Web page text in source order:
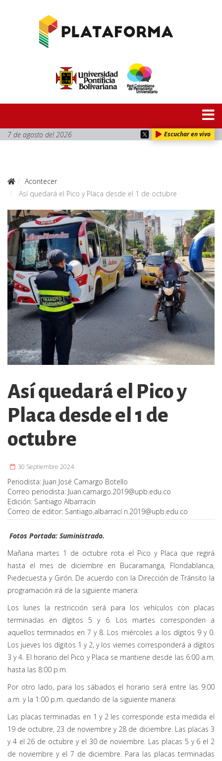
7 de agosto del 2026 Escuchar en vivo
Acontecer
Así quedará el Pico y Placa desde el 1 de octubre
Así quedará el Pico y
Placa desde el 1 de
octubre
30 Septiembre 2024
Periodista: Juan José Camargo Botello
Correo periodista: Juan.camargo.2019@upb.edu.co
Edición: Santiago Albarracín
Correo de editor: Santiago.albarrací n.2019@upb.edu.co
Fotos Portada: Suministrado.
Mañana martes 1 de octubre rota el Pico y Placa que regirá
hasta el mes de diciembre en Bucaramanga, Floridablanca,
Piedecuesta y Girón. De acuerdo con la Dirección de Tránsito la
programación irá de la siguiente manera:
Los lunes la restricción será para los vehículos con placas
terminadas en dígitos 5 y 6. Los martes corresponden a
aquellos terminados en 7 y 8. Los miércoles a los dígitos 9 y 0.
Los jueves los dígitos 1 y 2, y los viernes corresponderá a dígitos
3 y 4. El horario del Pico y Placa se mantiene desde las 6:00 a.m.
hasta las 8:00 p.m.
Por otro lado, para los sábados el horario será entre las 9:00
a.m. y la 1:00 p.m. quedando de la siguiente manera:
Las placas terminadas en 1 y 2 les corresponde esta medida el
19 de octubre, 23 de noviembre y 28 de diciembre. Las placas 3
y 4 el 26 de octubre y el 30 de noviembre. Las placas 5 y 6 el 2
de noviembre y el 7 de diciembre. Para las placas terminadas